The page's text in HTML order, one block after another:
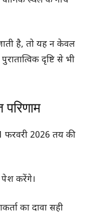
है, तो यह न केवल
दृष्टि से भी
फरवरी 2026 तय की
पेश करेंगे।
का दावा सही